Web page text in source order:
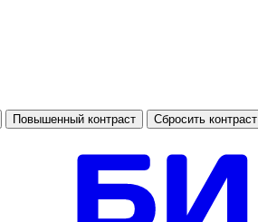
Повышенный контраст Сбросить контраст